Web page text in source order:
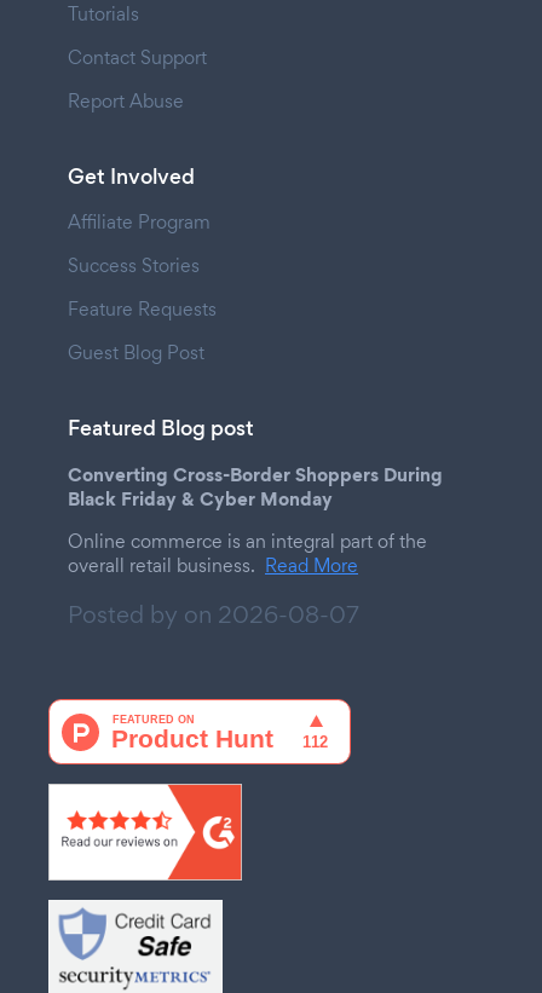
Tutorials
Contact Support
Report Abuse
Get Involved
Affiliate Program
Success Stories
Feature Requests
Guest Blog Post
Featured Blog post
Converting Cross-Border Shoppers During
Black Friday & Cyber Monday
Online commerce is an integral part of the
overall retail business. Read More
Posted by on 2026-08-07